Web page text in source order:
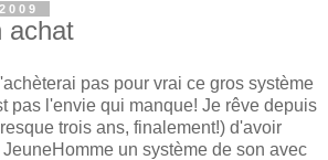
achat
pas pour vrai ce gros système
pas l'envie qui manque! Je rêve depuis
trois ans, finalement!) d'avoir
un système de son avec